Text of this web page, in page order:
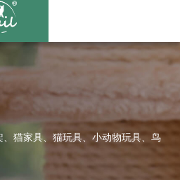
猫家具、猫玩具、小动物玩具、鸟